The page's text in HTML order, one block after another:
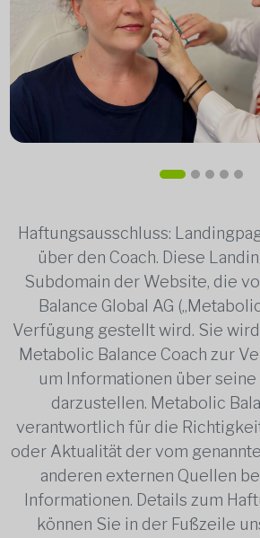
Haftungsausschluss:
über den Coach. Diese
Subdomain der Website, die
Balance Global AG
Verfügung gestellt wird. Sie
Metabolic Balance Coach zur
um Informationen über
darzustellen. Metabolic
verantwortlich für die
oder Aktualität der vom
anderen externen Quellen
Informationen. Details zum
können Sie in der Fußzeile